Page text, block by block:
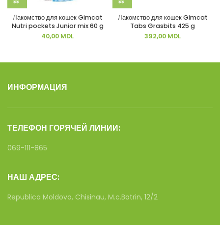
Лакомство для кошек Gimcat
Nutri pockets Junior mix 60 g
40,00 MDL
Лакомство для кошек Gimcat
Tabs Grasbits 425 g
392,00 MDL
ИНФОРМАЦИЯ
ТЕЛЕФОН ГОРЯЧЕЙ ЛИНИИ:
069-111-865
НАШ АДРЕС:
Republica Moldova, Chisinau, M.c.Batrin, 12/2